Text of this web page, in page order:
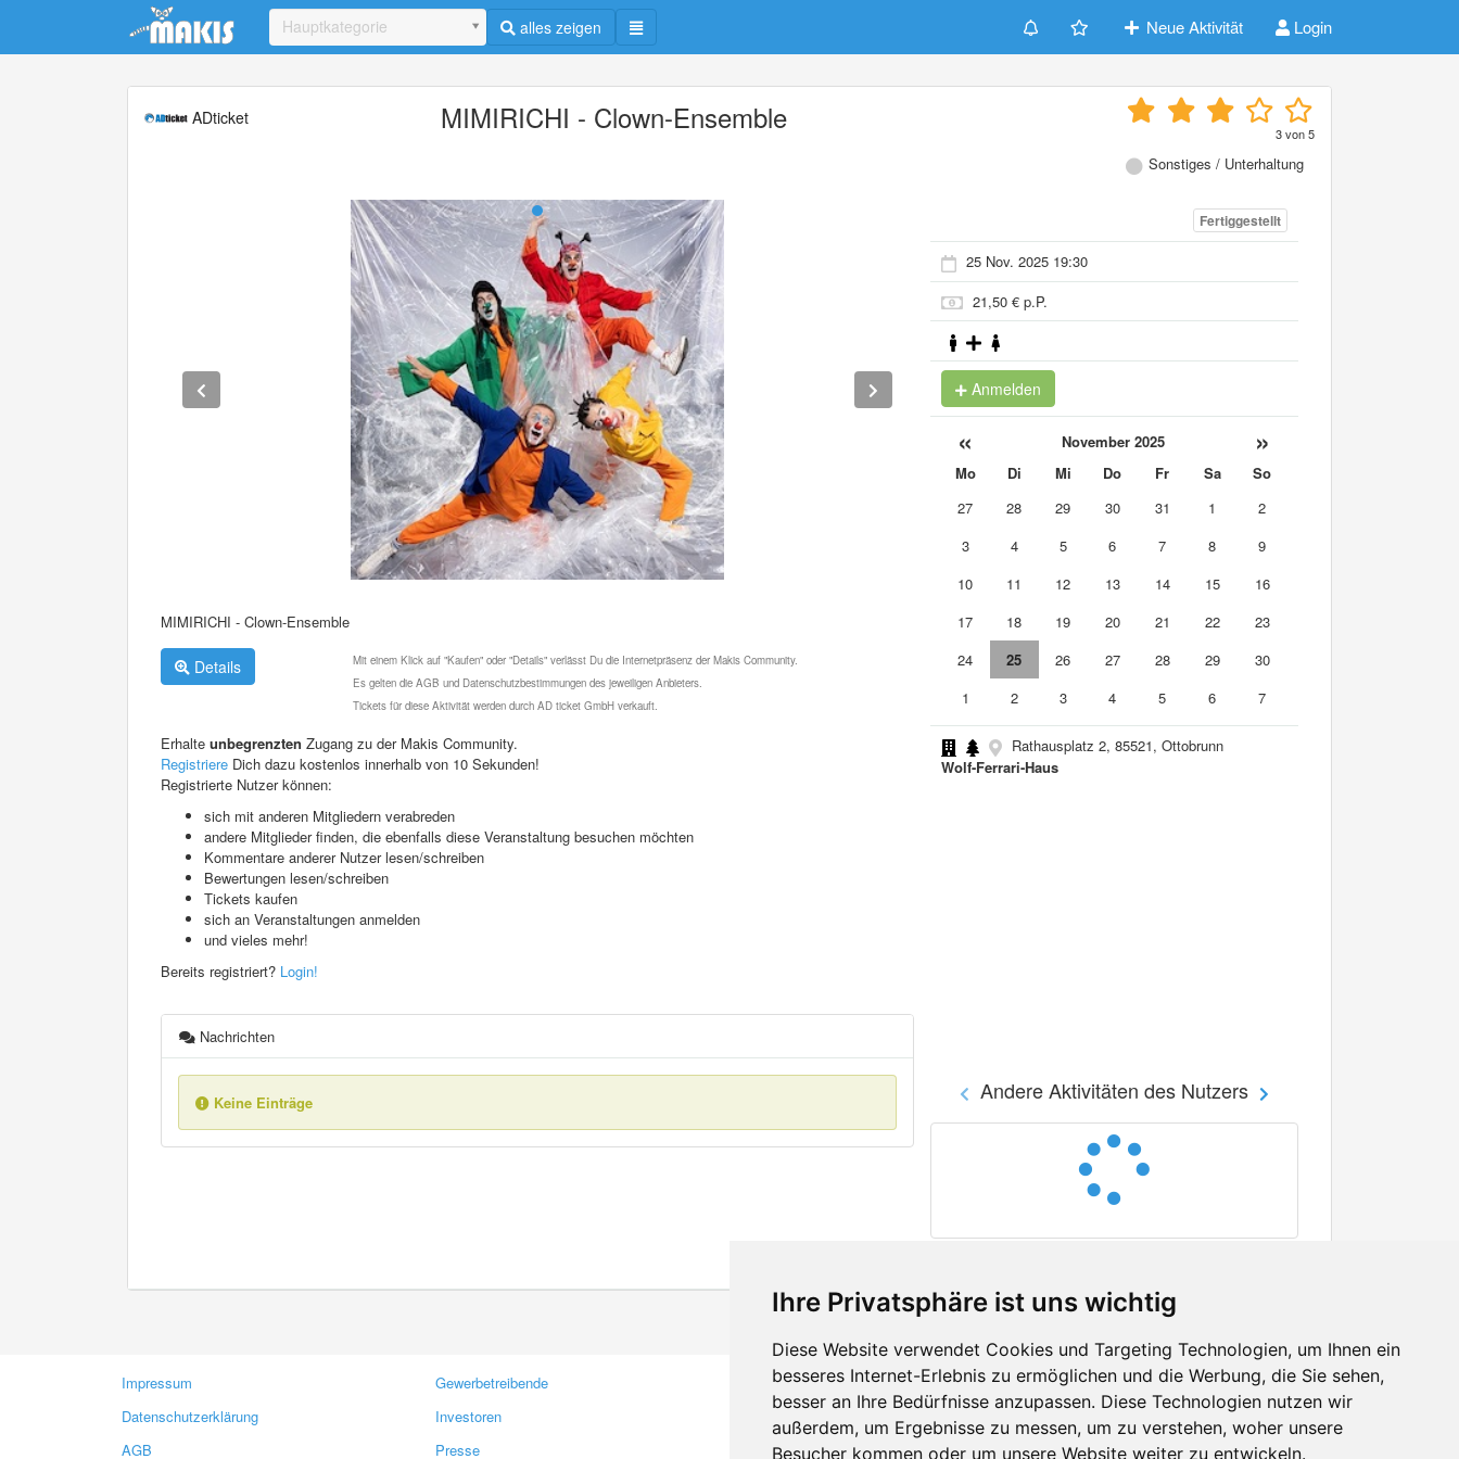
Ihre Privatsphäre ist uns wichtig
Diese Website verwendet Cookies und Targeting Technologien, um Ihnen ein
besseres Internet-Erlebnis zu ermöglichen und die Werbung, die Sie sehen,
besser an Ihre Bedürfnisse anzupassen. Diese Technologien nutzen wir
außerdem, um Ergebnisse zu messen, um zu verstehen, woher unsere
Besucher kommen oder um unsere Website weiter zu entwickeln.
Update cookies preferences
Hauptkategorie alles zeigen Neue Aktivität Login
ADticket MIMIRICHI - Clown-Ensemble 3von5
Sonstiges / Unterhaltung
MIMIRICHI - Clown-Ensemble
Details
Mit einem Klick auf "Kaufen" oder "Details" verlässt Du die Internetpräsenz der Makis Community.
Es gelten die AGB und Datenschutzbestimmungen des jeweiligen Anbieters.
Tickets für diese Aktivität werden durch AD ticket GmbH verkauft.
Erhalte unbegrenzten Zugang zu der Makis Community.
Registriere Dich dazu kostenlos innerhalb von 10 Sekunden!
Registrierte Nutzer können:
sich mit anderen Mitgliedern verabreden
andere Mitglieder finden, die ebenfalls diese Veranstaltung besuchen möchten
Kommentare anderer Nutzer lesen/schreiben
Bewertungen lesen/schreiben
Tickets kaufen
sich an Veranstaltungen anmelden
und vieles mehr!
Bereits registriert? Login!
Nachrichten
Keine Einträge
Fertiggestellt
25 Nov. 2025 19:30
21,50 € p.P.
Anmelden
« November 2025 »
Mo Di Mi Do Fr Sa
So
27
28 29 30 31 1
2
3
4 5 6 7 8
9
10
11 12 13 14 15
16
17
18 19 20 21 22
23
24
25 26 27 28 29
30
1
2 3 4 5 6 7
Rathausplatz 2, 85521, Ottobrunn
Wolf-Ferrari-Haus
Andere Aktivitäten des Nutzers
Impressum
Datenschutzerklärung
AGB
Gewerbetreibende
Investoren
Presse
Kontakt
Feedback
Fehler melden
Facebook
Twitter
YouTube